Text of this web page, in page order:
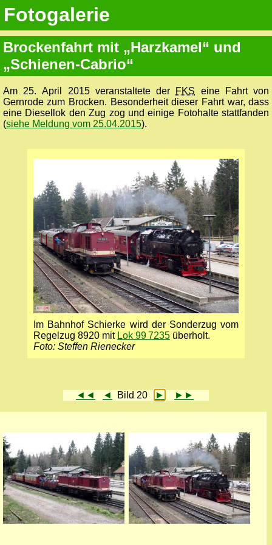
Fotogalerie
Brockenfahrt mit „Harzkamel“ und
„Schienen-Cabrio“
Am 25. April 2015 veranstaltete der FKS eine Fahrt von
Gernrode zum Brocken. Besonderheit dieser Fahrt war, dass
eine Diesellok den Zug zog und einige Fotohalte stattfanden
(siehe Meldung vom 25.04.2015).
Im Bahnhof Schierke wird der Sonderzug vom
Regelzug 8920 mit Lok 99 7235überholt.
Foto: Steffen Rienecker
◄◄ ◄ Bild 20 ► ►►